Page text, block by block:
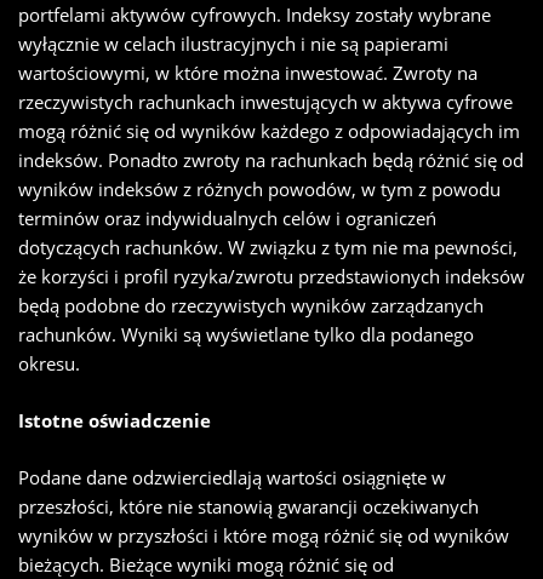
portfelami aktywów cyfrowych. Indeksy zostały wybrane
wyłącznie w celach ilustracyjnych i nie są papierami
wartościowymi, w które można inwestować. Zwroty na
rzeczywistych rachunkach inwestujących w aktywa cyfrowe
mogą różnić się od wyników każdego z odpowiadających im
indeksów. Ponadto zwroty na rachunkach będą różnić się od
wyników indeksów z różnych powodów, w tym z powodu
terminów oraz indywidualnych celów i ograniczeń
dotyczących rachunków. W związku z tym nie ma pewności,
że korzyści i profil ryzyka/zwrotu przedstawionych indeksów
będą podobne do rzeczywistych wyników zarządzanych
rachunków. Wyniki są wyświetlane tylko dla podanego
okresu.
Istotne oświadczenie
Podane dane odzwierciedlają wartości osiągnięte w
przeszłości, które nie stanowią gwarancji oczekiwanych
wyników w przyszłości i które mogą różnić się od wyników
bieżących. Bieżące wyniki mogą różnić się od